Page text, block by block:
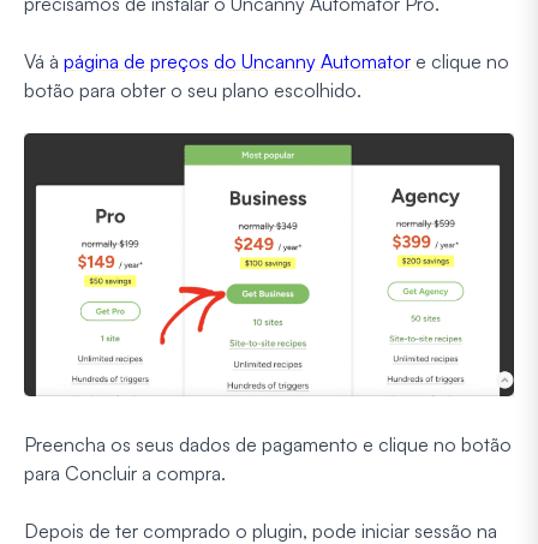
Vá à página de preços do Uncanny Automator e clique no
botão para obter o seu plano escolhido.
Preencha os seus dados de pagamento e clique no botão
para Concluir a compra.
Depois de ter comprado o plugin, pode iniciar sessão na